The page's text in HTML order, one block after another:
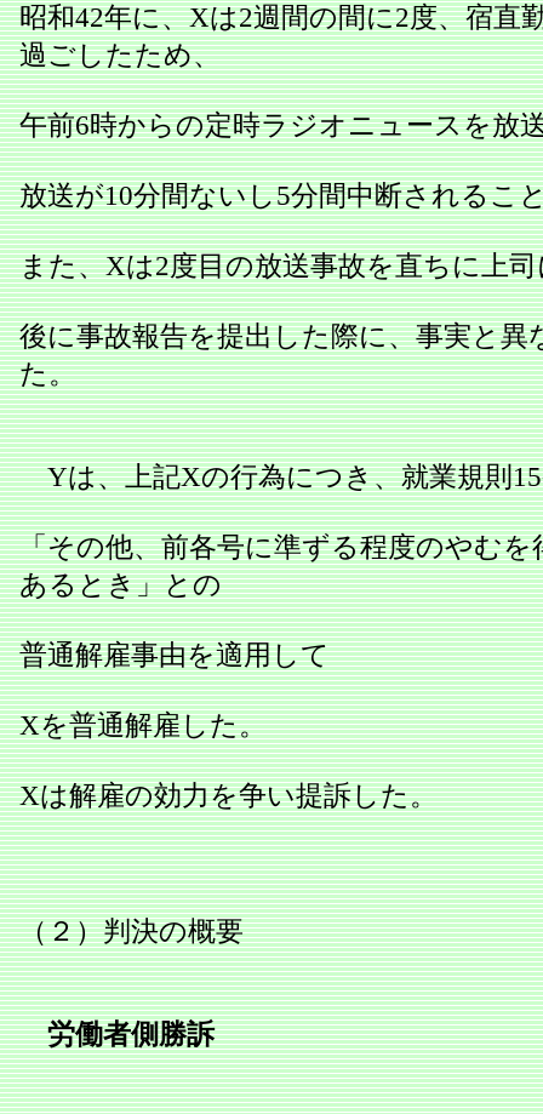
昭和42年に、Xは2週間の間に2度、宿直
過ごしたため、
午前6時からの定時ラジオニュースを放
放送が10分間ないし5分間中断されるこ
また、Xは2度目の放送事故を直ちに上
後に事故報告を提出した際に、事実と異
た。
Yは、上記Xの行為につき、就業規則
「その他、前各号に準ずる程度のやむを
あるとき」との
普通解雇事由を適用して
Xを普通解雇した。
Xは解雇の効力を争い提訴した。
（２）判決の概要
労働者側勝訴